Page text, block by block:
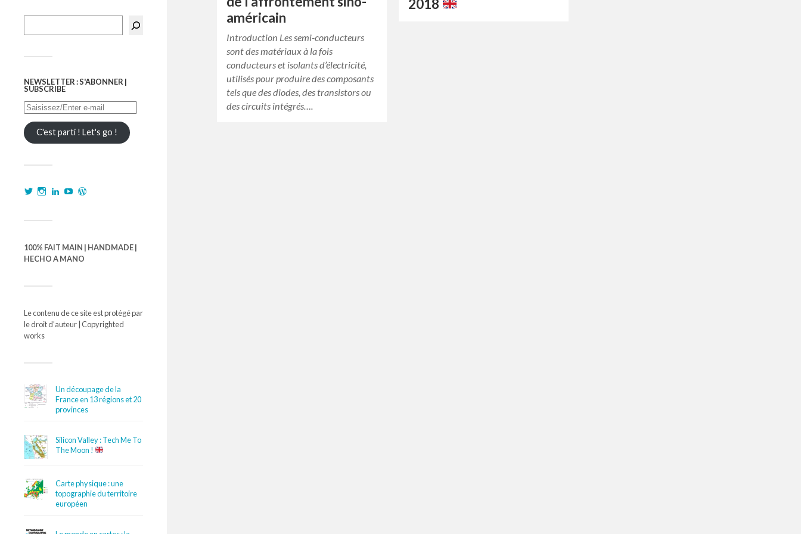
NEWSLETTER : S'ABONNER |
SUBSCRIBE
C'est parti ! Let's go !
100% FAIT MAIN | HANDMADE |
HECHO A MANO
Le contenu de ce site est protégé par
le droit d’auteur | Copyrighted
works
Un découpage de la
France en 13 régions et 20
provinces
Silicon Valley : Tech Me To
The Moon !
Carte physique : une
topographie du territoire
européen
américain
Introduction Les semi-conducteurs
sont des matériaux à la fois
conducteurs et isolants d’électricité,
utilisés pour produire des composants
tels que des diodes, des transistors ou
des circuits intégrés….
2018